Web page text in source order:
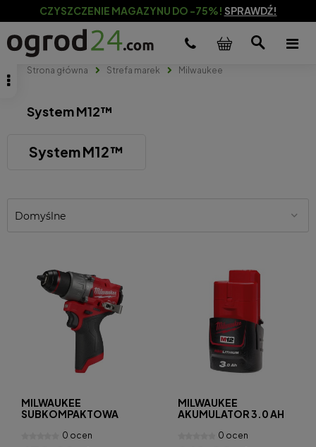
CZYSZCZENIE MAGAZYNU DO -75%! SPRAWDŹ!
Strona główna Strefa marek Milwaukee
System M12™
System M12™
MILWAUKEE
SUBKOMPAKTOWA
M12FPD2-0 FUEL™
0 ocen
MILWAUKEE
AKUMULATOR 3.0 AH
0 ocen